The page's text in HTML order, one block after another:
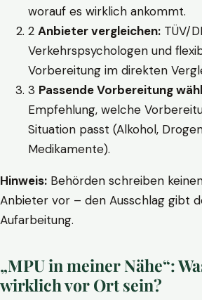
worauf es wirklich ankommt.
2 Anbieter vergleichen: TÜV/
Verkehrspsychologen und
Vorbereitung im direkten
3 Passende Vorbereitung
Empfehlung, welche
Situation passt (Alkohol,
Medikamente).
Hinweis: Behörden schreiben
Anbieter vor – den Ausschlag gibt
Aufarbeitung.
„MPU in meiner Nähe“:
wirklich vor Ort sein?